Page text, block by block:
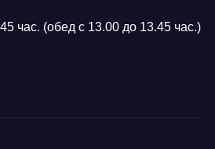
час. (обед с 13.00 до 13.45 час.)